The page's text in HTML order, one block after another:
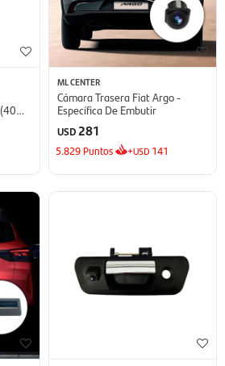
ML CENTER
Cámara Trasera Fiat Argo -
Específica De Embutir
USD 281
5.829 Puntos +USD 141